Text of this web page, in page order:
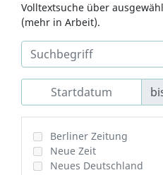
Volltextsuche über
(mehr in Arbeit).
Berliner Zeitung
Neue Zeit
Neues Deutschland